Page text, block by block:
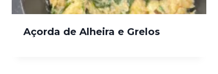
Açorda de Alheira e Grelos